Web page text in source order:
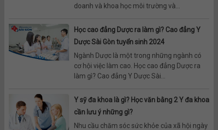
doanh và khoa học môi trường và...
Học cao đẳng Dược ra làm gì? Cao đẳng Y
Dược Sài Gòn tuyển sinh 2024
Ngành Dược là một trong những ngành có
cơ hội việc làm cao. Học cao đẳng Dược ra
làm gì? Cao đẳng Y Dược Sài...
Y sỹ đa khoa là gì? Học văn bằng 2 Y đa khoa
cần lưu ý những gì?
Nhu cầu chăm sóc sức khỏe của xã hội ngày